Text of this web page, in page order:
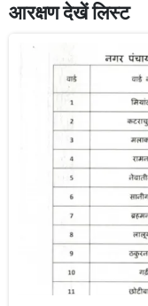
आरक्षण देखें लिस्ट